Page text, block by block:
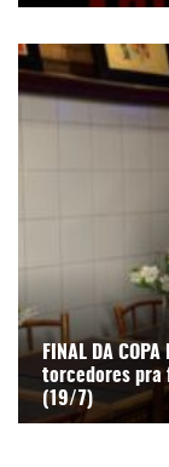
FINAL DA
torcedores pra
(19/7)